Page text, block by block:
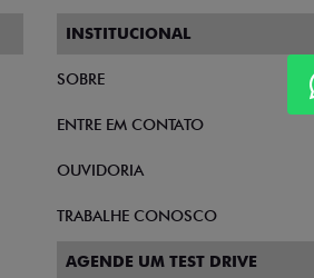
INSTITUCIONAL
SOBRE
ENTRE EM CONTATO
OUVIDORIA
TRABALHE CONOSCO
AGENDE UM TEST DRIVE